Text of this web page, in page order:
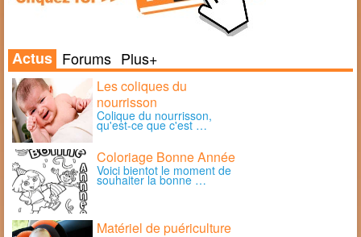
Actus Forums Plus+
Les coliques du
nourrisson
Colique du nourrisson,
qu'est-ce que c'est …
Coloriage Bonne Année
Voici bientot le moment de
souhaiter la bonne …
Matériel de puériculture